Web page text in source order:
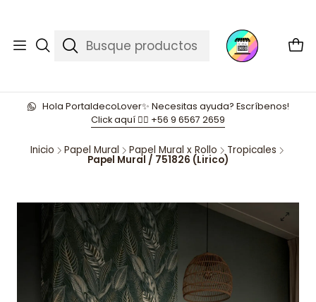
Hola PortaldecoLover✨ Necesitas ayuda? Escríbenos!
Click aquí 👉🏼 +56 9 6567 2659
Inicio Papel Mural Papel Mural x Rollo Tropicales
Papel Mural / 751826 (Lirico)